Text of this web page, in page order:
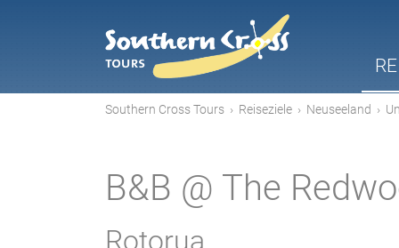
Southern Cross Tours › Reiseziele › Neuseeland ›
B&B @ The
Rotorua